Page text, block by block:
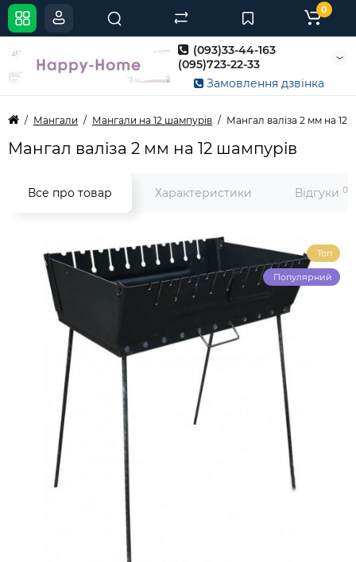
(093)33-44-163
(095)723-22-33
Замовлення дзвінка
0
Мангали Мангали на 12 шампурів Мангал валіза 2 мм на 12
Мангал валіза 2 мм на 12 шампурів
Все про товар Характеристики Відгуки 0
Топ
Популярний